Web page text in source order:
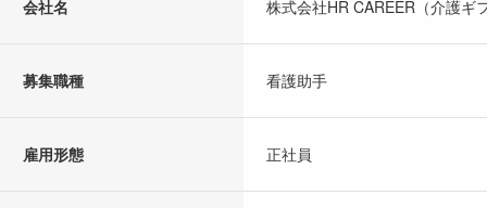
会社名 株式会社HR CAREER（介護ギ
募集職種 看護助手
雇用形態 正社員